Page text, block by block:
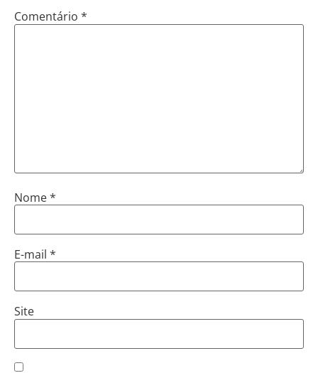
Comentário *
Nome*
E-mail *
Site